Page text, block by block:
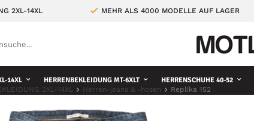
2XL-14XL MEHR ALS 4000 MODELLE AUF LAGER
14XL HERRENBEKLEIDUNG MT-6XLT HERRENSCHUHE 40-52
2XL-14XL Herren-jeans & -hosen Replika 152